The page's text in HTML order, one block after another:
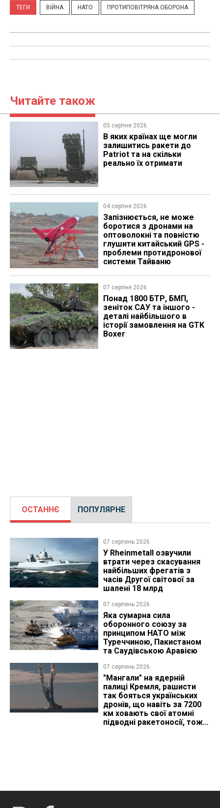
ТЕГИ ВІЙНА НАТО ПРОТИПОВІТРЯНА ОБОРОНА
Читайте також
05 серпня 2026
В яких країнах ще могли
залишитись ракети до
Patriot та на скільки
реально їх отримати
04 серпня 2026
Запізнюється, не може
боротися з дронами на
оптоволокні та повністю
глушити китайський GPS -
проблеми протидронової
системи Тайваню
07 серпня 2026
Понад 1800 БТР, БМП,
зеніток САУ та іншого -
деталі найбільшого в
історії замовлення на GTK
Boxer
ОСТАННЄ ПОПУЛЯРНЕ
07 серпень 2026
У Rheinmetall озвучили
втрати через скасування
найбільших фрегатів з
часів Другої світової за
шалені 18 млрд
07 серпень 2026
Яка сумарна сила
оборонного союзу за
принципом НАТО між
Туреччиною, Пакистаном
та Саудівською Аравією
07 серпень 2026
"Мангали" на ядерній
палиці Кремля, рашисти
так бояться українських
дронів, що навіть за 7200
км ховають свої атомні
підводні ракетоносії, тож